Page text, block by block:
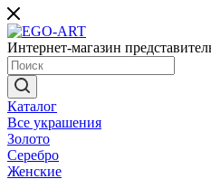
Интернет-магазин
Каталог
Все украшения
Золото
Серебро
Женские